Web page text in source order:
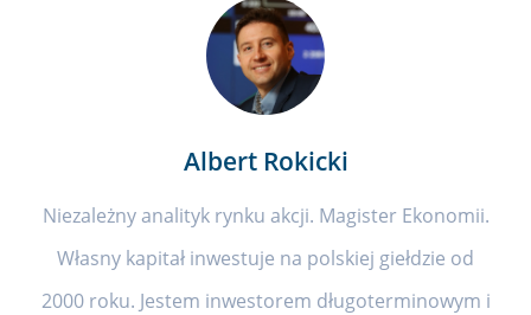
Albert Rokicki
Niezależny analityk rynku akcji. Magister Ekonomii.
Własny kapitał inwestuje na polskiej giełdzie od
2000 roku. Jestem inwestorem długoterminowym i